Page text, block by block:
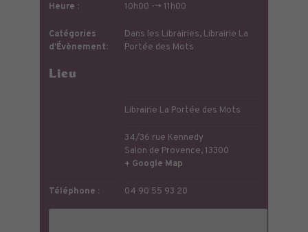
Heure : 10h00 --> 11h00
Catégories
d’Évènement:
Dans les Librairies, Librairie La
Portée des Mots
Lieu
Librairie La Portée des Mots
34/36 rue Kennedy
Salon de Provence,13300
+ Google Map
Téléphone : 04 90 55 93 20